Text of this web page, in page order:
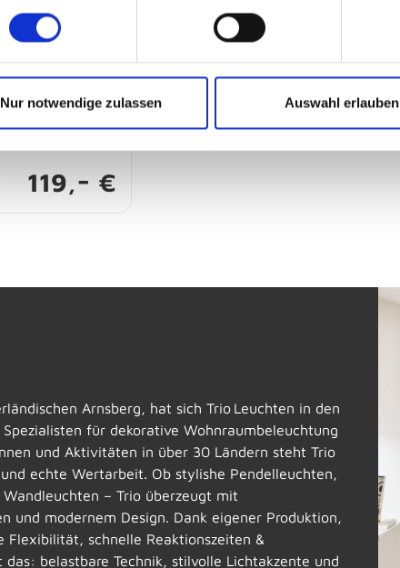
Nur notwendige zulassen Auswahl erlauben
CONCHA
119,- €
Arnsberg, hat sich Trio Leuchten in den
für dekorative Wohnraumbeleuchtung
und Aktivitäten in über 30 Ländern steht Trio
echte Wertarbeit. Ob stylishe Pendelleuchten,
– Trio überzeugt mit
und modernem Design. Dank eigener Produktion,
Flexibilität, schnelle Reaktionszeiten &
belastbare Technik, stilvolle Lichtakzente und